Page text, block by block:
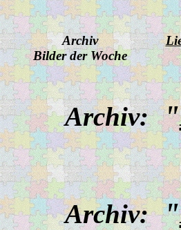
Archiv
Bilder der Woche
Archiv:"
Archiv:"